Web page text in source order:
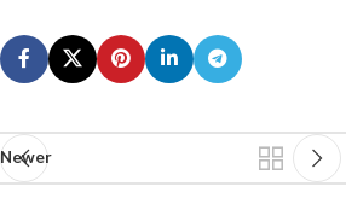
Newer